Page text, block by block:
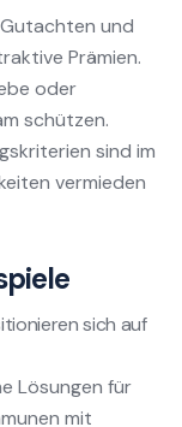
und
Prämien.
oder
schützen.
sind im
vermieden
sich auf
Lösungen für
mit